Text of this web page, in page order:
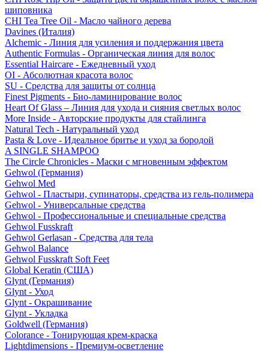
шиповника
CHI Tea Tree Oil - Масло чайного дерева
Davines (Италия)
Alchemic - Линия для усиления и поддержания цвета
Authentic Formulas - Органическая линия для волос
Essential Haircare - Eжедневный уход
OI - Абсолютная красота волос
SU - Средства для защиты от солнца
Finest Pigments - Био-ламинирование волос
Heart Of Glass – Линия для ухода и сияния светлых волос
More Inside - Авторские продукты для стайлинга
Natural Tech - Натуральный уход
Pasta & Love - Идеальное бритье и уход за бородой
A SINGLE SHAMPOO
The Circle Chronicles - Маски с мгновенным эффектом
Gehwol (Германия)
Gehwol Med
Gehwol - Пластыри, супинаторы, средства из гель-полимера
Gehwol - Универсальные средства
Gehwol - Профессиональные и специальные средства
Gehwol Fusskraft
Gehwol Gerlasan - Средства для тела
Gehwol Balance
Gehwol Fusskraft Soft Feet
Global Keratin (США)
Glynt (Германия)
Glynt - Уход
Glynt - Окрашивание
Glynt - Укладка
Goldwell (Германия)
Colorance - Тонирующая крем-краска
Lightdimensions - Премиум-осветление